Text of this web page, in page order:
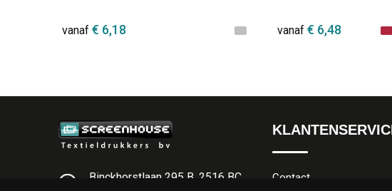
vanaf € 6,18 vanaf€ 6,48
Binckhorstlaan 295 B, 2516 BC
Contact